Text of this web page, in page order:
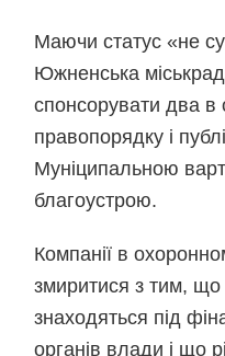
Маючи статус «не
Южненська
спонсорувати два
правопорядку і
Муніципальною
благоустрою.
Компанії в
змиритися з тим, що
знаходяться під
органів влади і що